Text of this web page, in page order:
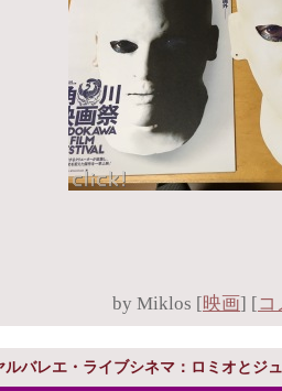
by Miklos [映画] [コ
ルバレエ・ライブシネマ：ロミオとジ